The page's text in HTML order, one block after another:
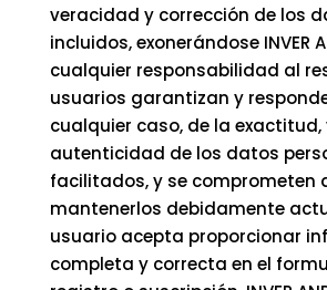
veracidad y corrección de los
incluidos, exonerándose INVER
cualquier responsabilidad al
usuarios garantizan y
cualquier caso, de la
autenticidad de los datos
facilitados, y se comprometen
mantenerlos debidamente
usuario acepta proporcionar
completa y correcta en el